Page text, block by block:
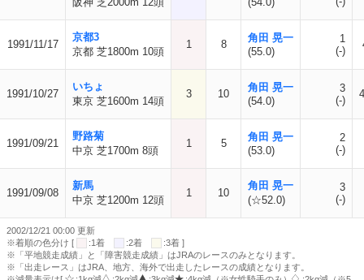
1991/11/17
京都3
京都 芝1800m 10頭
1 8
角田 晃一
(55.0)
1
(-)
1991/10/27
いちょ
東京 芝1600m 14頭
3 10
角田 晃一
(54.0)
3
(-)
1991/09/21
野路菊
中京 芝1700m 8頭
1 5
角田 晃一
(53.0)
2
(-)
1991/09/08
新馬
中京 芝1200m 12頭
1 10
角田 晃一
(☆52.0)
3
(-)
2002/12/21 00:00 更新
※着順の色分け [
:1着 :2着
:3着 ]
※「平地競走成績」と「障害競走成績」はJRAのレースのみとなります。
※「出走レース」はJRA、地方、海外で出走したレースの成績となります。